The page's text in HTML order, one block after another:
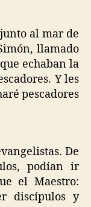
al mar de
llamado
echaban la
Y les
pescadores
De
podían ir
el Maestro:
discípulos y